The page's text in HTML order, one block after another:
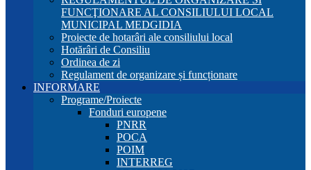
FUNCŢIONARE AL CONSILIULUI LOCAL
MUNICIPAL MEDGIDIA
Proiecte de hotarâri ale consiliului local
Hotărâri de Consiliu
Ordinea de zi
Regulament de organizare și funcționare
INFORMARE
Programe/Proiecte
Fonduri europene
PNRR
POCA
POIM
INTERREG